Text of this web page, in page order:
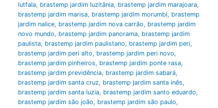
lutfala, brastemp jardim luzitânia, brastemp jardim marajoara,
brastemp jardim marisa, brastemp jardim morumbi, brastemp
jardim nalice, brastemp jardim nova carrão, brastemp jardim
novo mundo, brastemp jardim panorama, brastemp jardim
paulista, brastemp jardim paulistano, brastemp jardim peri,
brastemp jardim peri alto, brastemp jardim peri novo,
brastemp jardim pinheiros, brastemp jardim ponte rasa,
brastemp jardim previdência, brastemp jardim sabará,
brastemp jardim santa cruz, brastemp jardim santa inês,
brastemp jardim santa luzia, brastemp jardim santo eduardo,
brastemp jardim são joão, brastemp jardim são paulo,